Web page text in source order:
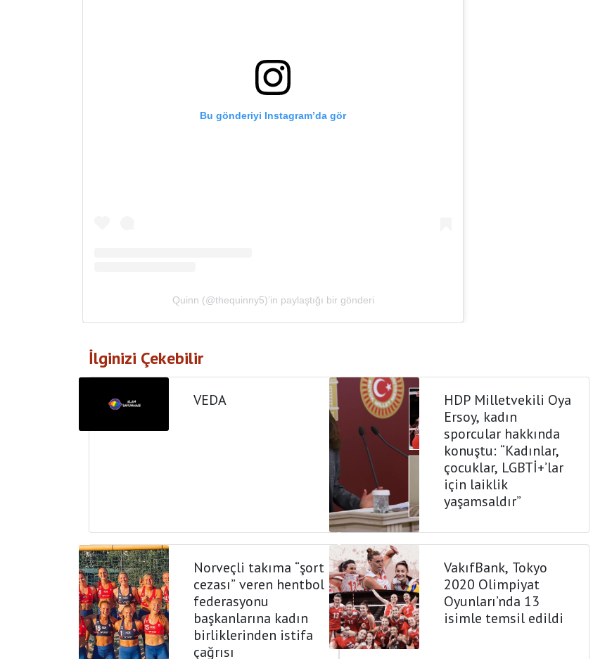
Bu gönderiyi Instagram’da gör
Quinn (@thequinny5)’in paylaştığı bir gönderi
İlginizi Çekebilir
VEDA
HDP Milletvekili Oya
Ersoy, kadın
sporcular hakkında
konuştu: “Kadınlar,
çocuklar, LGBTİ+’lar
için laiklik
yaşamsaldır”
Norveçli takıma “şort
cezası” veren hentbol
federasyonu
başkanlarına kadın
birliklerinden istifa
çağrısı
VakıfBank, Tokyo
2020 Olimpiyat
Oyunları’nda 13
isimle temsil edildi